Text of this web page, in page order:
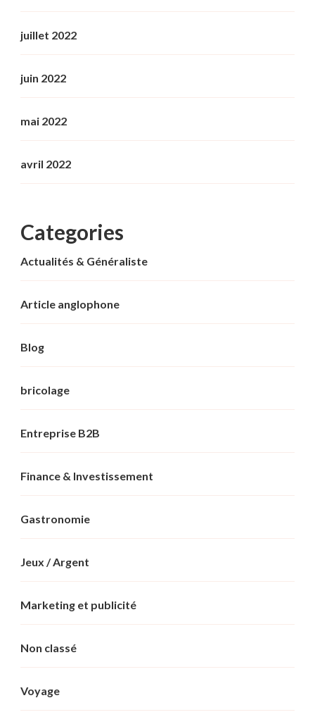
juillet 2022
juin 2022
mai 2022
avril 2022
Categories
Actualités & Généraliste
Article anglophone
Blog
bricolage
Entreprise B2B
Finance & Investissement
Gastronomie
Jeux / Argent
Marketing et publicité
Non classé
Voyage